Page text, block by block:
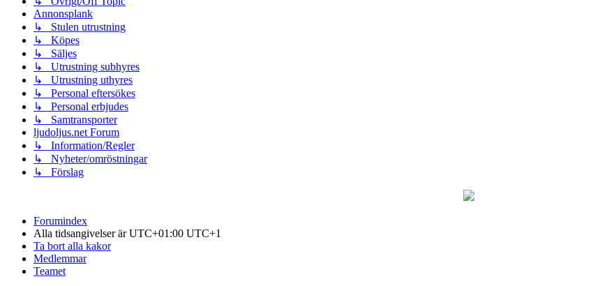
Annonsplank
↳ Stulen utrustning
↳ Köpes
↳ Säljes
↳ Utrustning subhyres
↳ Utrustning uthyres
↳ Personal eftersökes
↳ Personal erbjudes
↳ Samtransporter
ljudoljus.net Forum
↳ Information/Regler
↳ Nyheter/omröstningar
↳ Förslag
Forumindex
Alla tidsangivelser är UTC+01:00 UTC+1
Ta bort alla kakor
Medlemmar
Teamet